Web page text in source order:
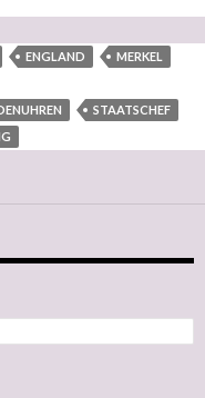
ENGLAND
MERKEL
STAATSCHEF